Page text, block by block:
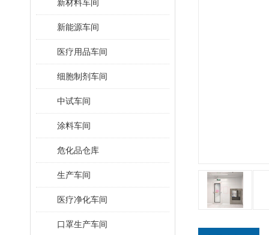
新材料车间
新能源车间
医疗用品车间
细胞制剂车间
中试车间
涂料车间
危化品仓库
生产车间
医疗净化车间
口罩生产车间